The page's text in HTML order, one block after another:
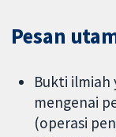
Pesan
Bukti ilmiah
mengenai
(operasi